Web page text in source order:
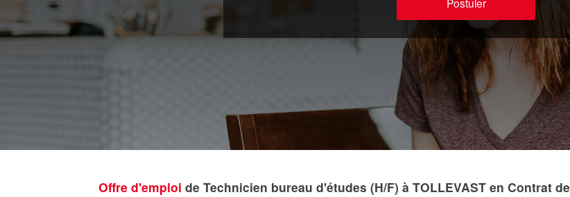
Offre d'emploi de Technicien bureau d'études (H/F) à TOLLEVAST en Contrat de